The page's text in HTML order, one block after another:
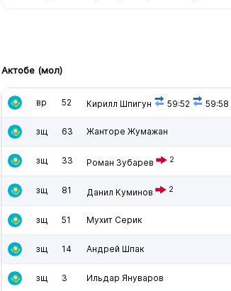
Актобе (мол)
вр 52 Кирилл Шпигун 59:52 59:58
зщ 63 Жанторе Жумажан
зщ 33 Роман Зубарев 2
зщ 81 Данил Куминов 2
зщ 51 Мухит Серик
зщ 14 Андрей Шпак
зщ 3 Ильдар Януваров